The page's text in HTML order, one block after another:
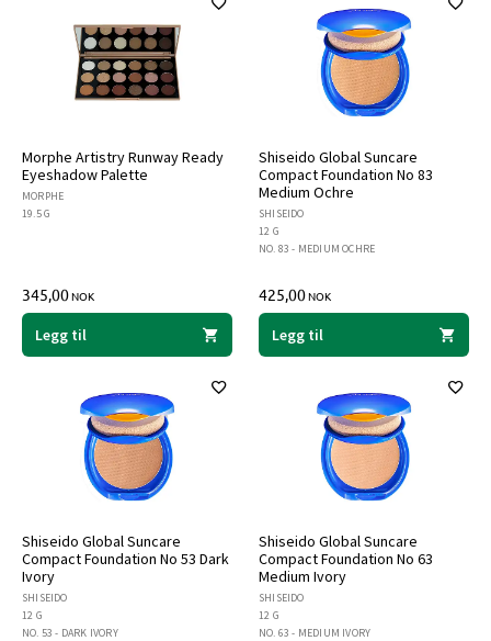
Morphe Artistry Runway Ready
Eyeshadow Palette
MORPHE
19.5 G
345,00NOK
Legg til
Shiseido Global Suncare
Compact Foundation No 83
Medium Ochre
SHISEIDO
12 G
NO. 83 - MEDIUM OCHRE
425,00NOK
Legg til
Shiseido Global Suncare
Compact Foundation No 53 Dark
Ivory
SHISEIDO
12 G
NO. 53 - DARK IVORY
Shiseido Global Suncare
Compact Foundation No 63
Medium Ivory
SHISEIDO
12 G
NO. 63 - MEDIUM IVORY